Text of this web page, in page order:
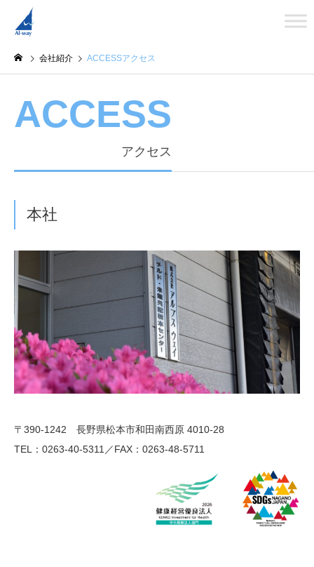
会社紹介 ACCESSアクセス
ACCESS
アクセス
本社
〒390-1242 長野県松本市和田南西原 4010-28
TEL：0263-40-5311／FAX：0263-48-5711